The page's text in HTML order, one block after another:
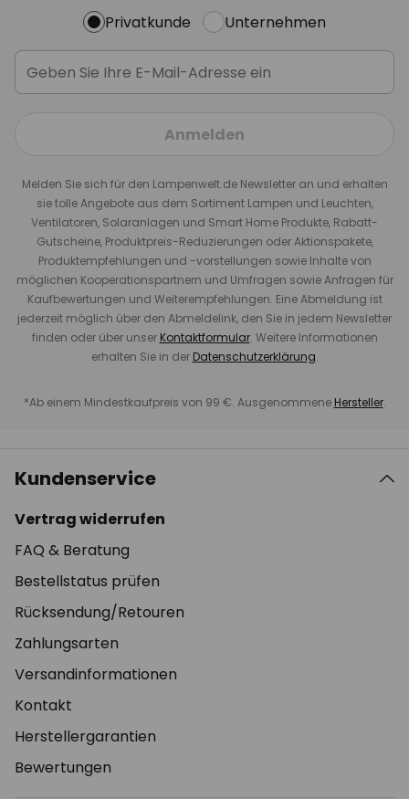
Privatkunde Unternehmen
Anmelden
Melden Sie sich für den Lampenwelt.de Newsletter an und erhalten
sie tolle Angebote aus dem Sortiment Lampen und Leuchten,
Ventilatoren, Solaranlagen und Smart Home Produkte, Rabatt-
Gutscheine, Produktpreis-Reduzierungen oder Aktionspakete,
Produktempfehlungen und -vorstellungen sowie Inhalte von
möglichen Kooperationspartnern und Umfragen sowie Anfragen für
Kaufbewertungen und Weiterempfehlungen. Eine Abmeldung ist
jederzeit möglich über den Abmeldelink, den Sie in jedem Newsletter
finden oder über unser Kontaktformular. Weitere Informationen
erhalten Sie in der Datenschutzerklärung.
*Ab einem Mindestkaufpreis von 99 €. Ausgenommene Hersteller.
Kundenservice
Vertrag widerrufen
FAQ & Beratung
Bestellstatus prüfen
Rücksendung/Retouren
Zahlungsarten
Versandinformationen
Kontakt
Herstellergarantien
Bewertungen